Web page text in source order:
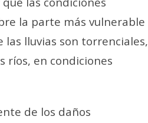
la parte más vulnerable
las lluvias son torrenciales,
ríos, en condiciones
de los daños